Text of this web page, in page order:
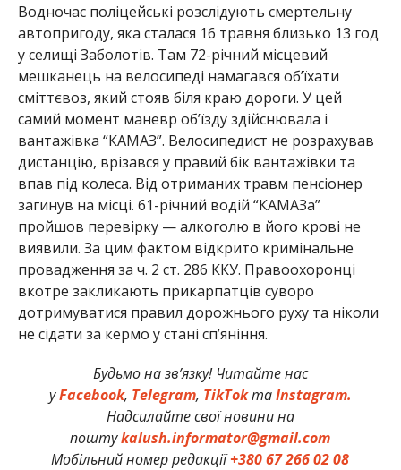
Водночас поліцейські розслідують смертельну
автопригоду, яка сталася 16 травня близько 13 год
у селищі Заболотів. Там 72-річний місцевий
мешканець на велосипеді намагався об’їхати
сміттєвоз, який стояв біля краю дороги. У цей
самий момент маневр об’їзду здійснювала і
вантажівка “КАМАЗ”. Велосипедист не розрахував
дистанцію, врізався у правий бік вантажівки та
впав під колеса. Від отриманих травм пенсіонер
загинув на місці. 61-річний водій “КАМАЗа”
пройшов перевірку — алкоголю в його крові не
виявили. За цим фактом відкрито кримінальне
провадження за ч. 2 ст. 286 ККУ. Правоохоронці
вкотре закликають прикарпатців суворо
дотримуватися правил дорожнього руху та ніколи
не сідати за кермо у стані сп’яніння.
Будьмо на зв’язку! Читайте нас
уFacebook, Telegram, TikTokтаInstagram.
Надсилайте свої новини на
поштуkalush.informator@gmail.com
Мобільний номер редакції+380 67 266 02 08